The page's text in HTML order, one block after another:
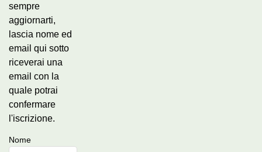
sempre
aggiornarti,
lascia nome ed
email qui sotto
riceverai una
email con la
quale potrai
confermare
l'iscrizione.
Nome